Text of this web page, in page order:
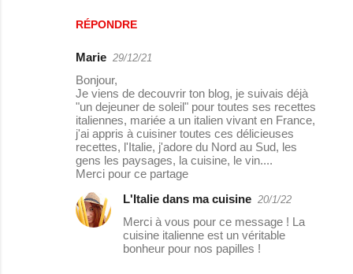
RÉPONDRE
Marie 29/12/21
Bonjour,
Je viens de decouvrir ton blog, je suivais déjà
"un dejeuner de soleil" pour toutes ses recettes
italiennes, mariée a un italien vivant en France,
j'ai appris à cuisiner toutes ces délicieuses
recettes, l'Italie, j'adore du Nord au Sud, les
gens les paysages, la cuisine, le vin....
Merci pour ce partage
L'Italie dans ma cuisine 20/1/22
Merci à vous pour ce message ! La
cuisine italienne est un véritable
bonheur pour nos papilles !